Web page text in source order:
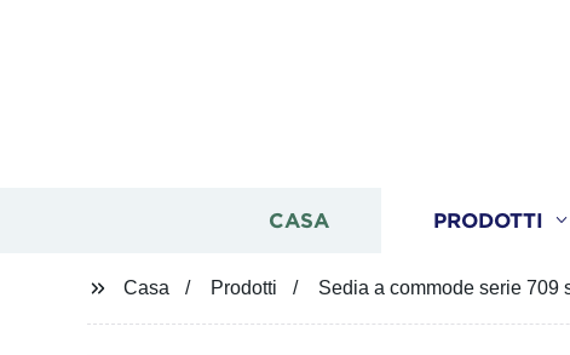
CASA PRODOTTI
Casa Prodotti Sedia a commode serie 709